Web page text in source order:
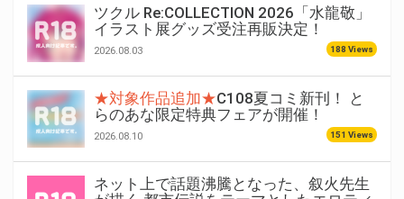
ツクル Re:COLLECTION 2026「水龍敬」
イラスト展グッズ受注再販決定！
2026.08.03 188 Views
★対象作品追加★C108夏コミ新刊！ と
らのあな限定特典フェアが開催！
2026.08.10 151 Views
ネット上で話題沸騰となった、叙火先生